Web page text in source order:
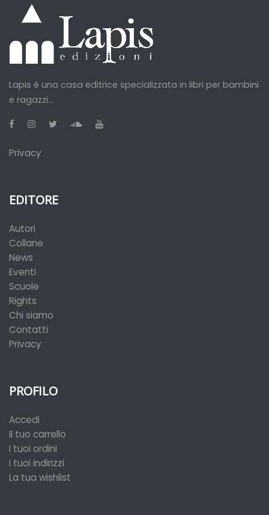
Lapis è una casa editrice specializzata in libri per bambini
e ragazzi...
Privacy
EDITORE
Autori
Collane
News
Eventi
Scuole
Rights
Chi siamo
Contatti
Privacy
PROFILO
Accedi
Il tuo carrello
I tuoi ordini
I tuoi indirizzi
La tua wishlist